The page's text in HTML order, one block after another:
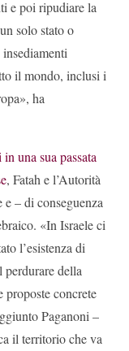
e poi ripudiare la
solo stato o
il mondo, inclusi i
ha
una sua passata
, Fatah e l’Autorità
– di conseguenza
«In Israele ci
l’esistenza di
perdurare della
concrete
Paganoni –
il territorio che va